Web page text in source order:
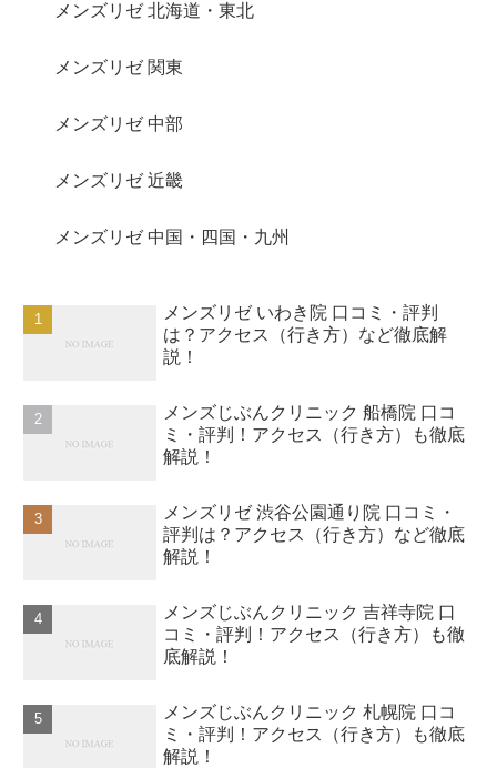
メンズリゼ 北海道・東北
メンズリゼ 関東
メンズリゼ 中部
メンズリゼ 近畿
メンズリゼ 中国・四国・九州
メンズリゼ いわき院 口コミ・評判
は？アクセス（行き方）など徹底解
説！
メンズじぶんクリニック 船橋院 口コ
ミ・評判！アクセス（行き方）も徹底
解説！
メンズリゼ 渋谷公園通り院 口コミ・
評判は？アクセス（行き方）など徹底
解説！
メンズじぶんクリニック 吉祥寺院 口
コミ・評判！アクセス（行き方）も徹
底解説！
メンズじぶんクリニック 札幌院 口コ
ミ・評判！アクセス（行き方）も徹底
解説！